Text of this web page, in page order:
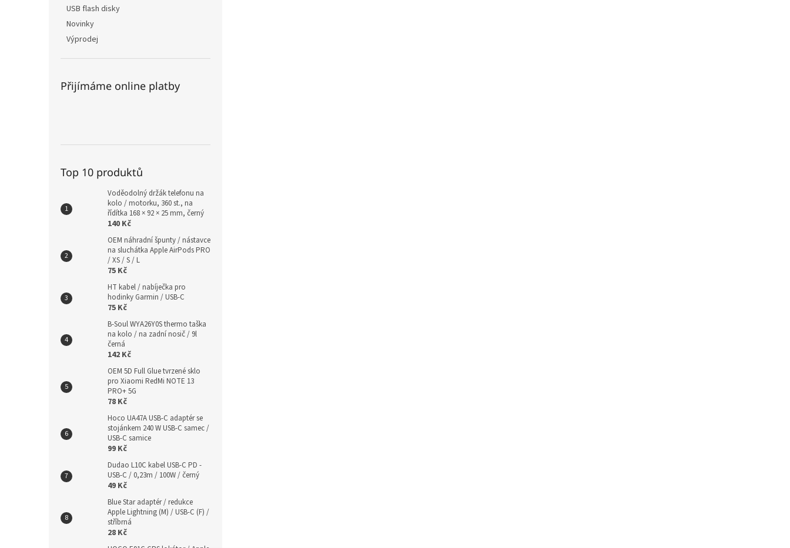
USB flash disky
Novinky
Výprodej
Přijímáme online platby
Top 10 produktů
Voděodolný držák telefonu na
kolo / motorku, 360 st., na
řídítka 168 × 92 × 25 mm, černý
140 Kč
OEM náhradní špunty / nástavce
na sluchátka Apple AirPods PRO
/ XS / S / L
75 Kč
HT kabel / nabíječka pro
hodinky Garmin / USB-C
75 Kč
B-Soul WYA26Y0S thermo taška
na kolo / na zadní nosič / 9l
černá
142 Kč
OEM 5D Full Glue tvrzené sklo
pro Xiaomi RedMi NOTE 13
PRO+ 5G
78 Kč
Hoco UA47A USB-C adaptér se
stojánkem 240 W USB-C samec /
USB-C samice
99 Kč
Dudao L10C kabel USB-C PD -
USB-C / 0,23m / 100W / černý
49 Kč
Blue Star adaptér / redukce
Apple Lightning (M) / USB-C (F) /
stříbrná
28 Kč